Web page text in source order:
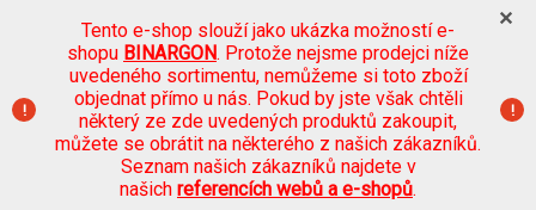
Tento e-shop slouží jako ukázka možností e-
shopu BINARGON. Protože nejsme prodejci níže
uvedeného sortimentu, nemůžeme si toto zboží
objednat přímo u nás. Pokud by jste však chtěli
některý ze zde uvedených produktů zakoupit,
můžete se obrátit na některého z našich zákazníků.
Seznam našich zákazníků najdete v
našich referencích webů a e-shopů.